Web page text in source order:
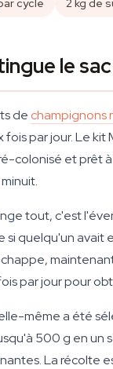
cycle 2 kg de
le
de champignons
fois par jour. Le
colonisé et prêt
tout, c'est
si quelqu'un avait
par jour pour
même a été
500 g en un
La récolte